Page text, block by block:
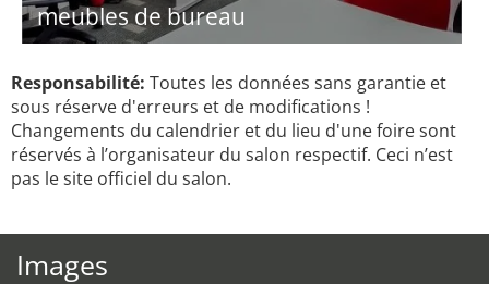
meubles de bureau
Responsabilité: Toutes les données sans garantie et
sous réserve d'erreurs et de modifications !
Changements du calendrier et du lieu d'une foire sont
réservés à l’organisateur du salon respectif. Ceci n’est
pas le site officiel du salon.
Images